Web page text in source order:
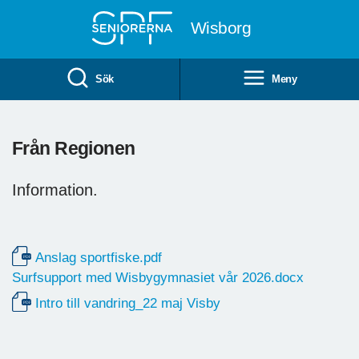
Wisborg
Sök Meny
Från Regionen
Information.
Anslag sportfiske.pdf
Surfsupport med Wisbygymnasiet vår 2026.docx
Intro till vandring_22 maj Visby